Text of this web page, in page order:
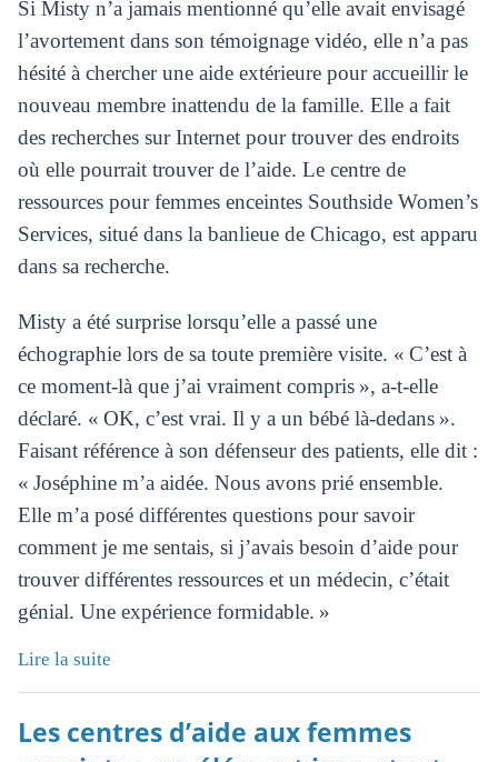
Si Misty n’a jamais mentionné qu’elle avait envisagé
l’avortement dans son témoignage vidéo, elle n’a pas
hésité à chercher une aide extérieure pour accueillir le
nouveau membre inattendu de la famille. Elle a fait
des recherches sur Internet pour trouver des endroits
où elle pourrait trouver de l’aide. Le centre de
ressources pour femmes enceintes Southside Women’s
Services, situé dans la banlieue de Chicago, est apparu
dans sa recherche.
Misty a été surprise lorsqu’elle a passé une
échographie lors de sa toute première visite. « C’est à
ce moment-là que j’ai vraiment compris », a-t-elle
déclaré. « OK, c’est vrai. Il y a un bébé là-dedans ».
Faisant référence à son défenseur des patients, elle dit :
« Joséphine m’a aidée. Nous avons prié ensemble.
Elle m’a posé différentes questions pour savoir
comment je me sentais, si j’avais besoin d’aide pour
trouver différentes ressources et un médecin, c’était
génial. Une expérience formidable. »
Lire la suite
Les centres d’aide aux femmes